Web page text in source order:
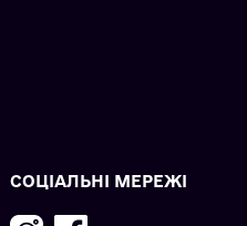
СОЦІАЛЬНІ МЕРЕЖІ